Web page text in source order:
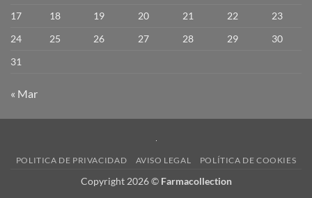
17
18 19 20 21 22
23
24
25 26 27 28 29
30
31
« Mar
POLITICA DE PRIVACIDAD AVISO LEGAL POLÍTICA DE COOKIES
Copyright 2026 © Farmacollection